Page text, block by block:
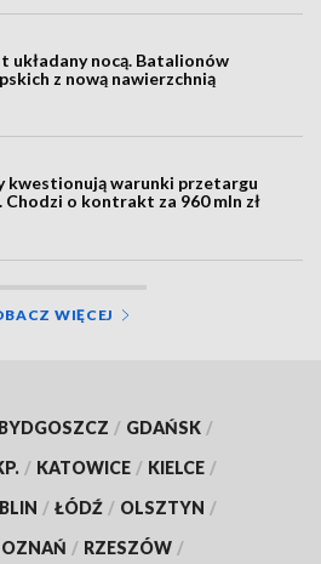
układany nocą. Batalionów
z nową nawierzchnią
kwestionują warunki przetargu
Chodzi o kontrakt za 960 mln zł
WIĘCEJ
BYDGOSZCZ / GDAŃSK /
/ KATOWICE / KIELCE /
/ ŁÓDŹ / OLSZTYN /
/ RZESZÓW /